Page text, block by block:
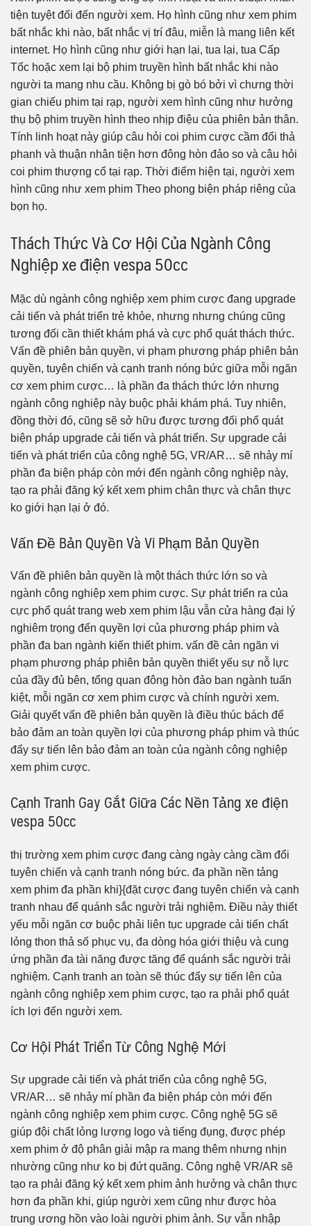
tiện tuyệt đối đến người xem. Họ hình cũng như xem phim
bất nhắc khi nào, bất nhắc vị trí đâu, miễn là mang liên kết
internet. Họ hình cũng như giới hạn lại, tua lại, tua Cấp
Tốc hoặc xem lại bộ phim truyền hình bất nhắc khi nào
người ta mang nhu cầu. Không bị gò bó bởi vì chưng thời
gian chiếu phim tại rạp, người xem hình cũng như hưởng
thụ bộ phim truyền hình theo nhịp điệu của phiên bản thân.
Tính linh hoạt này giúp câu hỏi coi phim cược cầm đổi thả
phanh và thuận nhân tiện hơn đông hòn đảo so và câu hỏi
coi phim thượng cổ tại rạp. Thời điểm hiện tại, người xem
hình cũng như xem phim Theo phong biện pháp riêng của
bọn họ.
Thách Thức Và Cơ Hội Của Ngành Công
Nghiệp xe điện vespa 50cc
Mặc dù ngành công nghiệp xem phim cược đang upgrade
cải tiến và phát triển trẻ khỏe, nhưng nhưng chúng cũng
tương đối cần thiết khám phá và cực phổ quát thách thức.
Vấn đề phiên bản quyền, vi phạm phương pháp phiên bản
quyền, tuyên chiến và cạnh tranh nóng bức giữa mỗi ngăn
cơ xem phim cược… là phần đa thách thức lớn nhưng
ngành công nghiệp này buộc phải khám phá. Tuy nhiên,
đồng thời đó, cũng sẽ sở hữu được tương đối phổ quát
biện pháp upgrade cải tiến và phát triển. Sự upgrade cải
tiến và phát triển của công nghệ 5G, VR/AR… sẽ nhảy mí
phần đa biện pháp còn mới đến ngành công nghiệp này,
tạo ra phải đăng ký kết xem phim chân thực và chân thực
ko giới hạn lại ở đó.
Vấn Đề Bản Quyền Và Vi Phạm Bản Quyền
Vấn đề phiên bản quyền là một thách thức lớn so và
ngành công nghiệp xem phim cược. Sự phát triển ra của
cực phổ quát trang web xem phim lậu vẫn cửa hàng đại lý
nghiêm trọng đến quyền lợi của phương pháp phim và
phần đa ban ngành kiến thiết phim. vấn đề cản ngăn vi
phạm phương pháp phiên bản quyền thiết yếu sự nỗ lực
của đầy đủ bên, tổng quan đông hòn đảo ban ngành tuấn
kiệt, mỗi ngăn cơ xem phim cược và chính người xem.
Giải quyết vấn đề phiên bản quyền là điều thúc bách để
bảo đảm an toàn quyền lợi của phương pháp phim và thúc
đẩy sự tiến lên bảo đảm an toàn của ngành công nghiệp
xem phim cược.
Cạnh Tranh Gay Gắt Giữa Các Nền Tảng xe điện
vespa 50cc
thị trường xem phim cược đang càng ngày càng cầm đổi
tuyên chiến và cạnh tranh nóng bức. đa phần nền tảng
xem phim đa phần khi}{đặt cược đang tuyên chiến và cạnh
tranh nhau để quánh sắc người trải nghiệm. Điều này thiết
yếu mỗi ngăn cơ buộc phải liên tục upgrade cải tiến chất
lỏng thon thả số phục vụ, đa dòng hóa giới thiệu và cung
ứng phần đa tài năng được tăng để quánh sắc người trải
nghiệm. Cạnh tranh an toàn sẽ thúc đẩy sự tiến lên của
ngành công nghiệp xem phim cược, tạo ra phải phổ quát
ích lợi đến người xem.
Cơ Hội Phát Triển Từ Công Nghệ Mới
Sự upgrade cải tiến và phát triển của công nghệ 5G,
VR/AR… sẽ nhảy mí phần đa biện pháp còn mới đến
ngành công nghiệp xem phim cược. Công nghệ 5G sẽ
giúp đội chất lỏng lượng logo và tiếng đụng, được phép
xem phim ở độ phân giải mập ra mang thêm nhưng nhịn
nhường cũng như ko bị đứt quãng. Công nghệ VR/AR sẽ
tạo ra phải đăng ký kết xem phim ảnh hưởng và chân thực
hơn đa phần khi, giúp người xem cũng như được hòa
trung ương hồn vào loài người phim ảnh. Sự vẫn nhập